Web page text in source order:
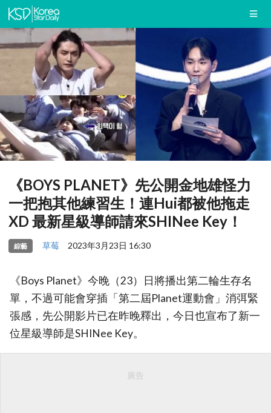
《BOYS PLANET》先公開金地雄怪力
一把抱其他練習生！連Hui都被他拖走
XD 最新星級導師請來SHINee Key！
綜藝 草莓 2023年3月23日 16:30
《Boys Planet》今晚（23）日將播出第二輪生存名
單，不過可能會穿插「第二屆Planet運動會」消弭緊
張感，先公開影片已在昨晚釋出，今日也宣布了新一
位星級導師是SHINee Key。
廣告